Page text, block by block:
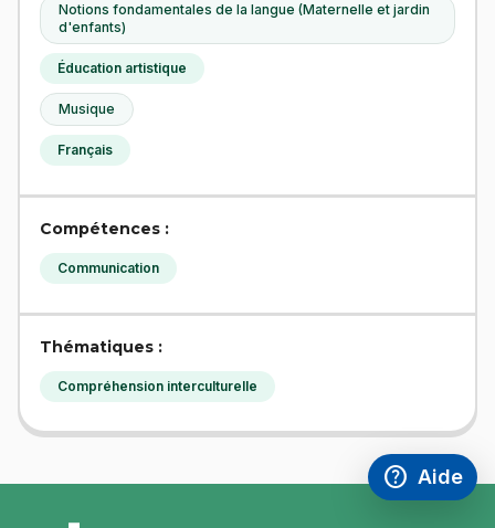
Notions fondamentales de la langue (Maternelle et jardin
d'enfants)
Éducation artistique
Musique
Français
Compétences :
Communication
Thématiques :
Compréhension interculturelle
help
Accéder à
Aide
,Ce lien